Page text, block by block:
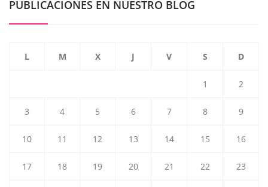
PUBLICACIONES EN NUESTRO BLOG
L M X J V S D
1 2
3 4 5 6 7 8 9
10 11 12 13 14 15 16
17 18 19 20 21 22 23